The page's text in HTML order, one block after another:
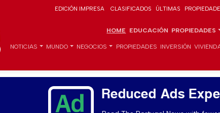
EDICIÓN IMPRESA CLASIFICADOS ÚLTIMAS
HOME EDUCACIÓN PROPIEDADES
NOTICIAS MUNDO NEGOCIOS PROPIEDADES INVERSIÓN
Reduced Ads